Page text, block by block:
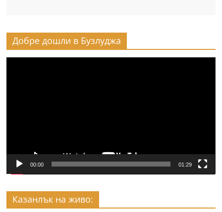
Добре дошли в Бузлуджа
00:00 01:29
Казанлък на живо: